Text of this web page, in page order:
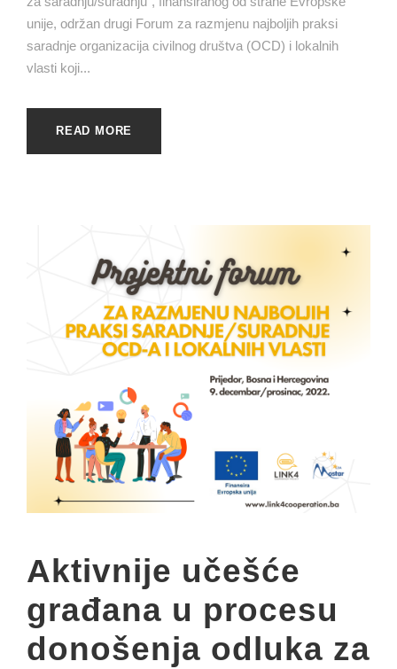
unije, održan drugi Forum za razmjenu najboljih praksi
saradnje organizacija civilnog društva (OCD) i lokalnih
vlasti koji...
READ MORE
Aktivnije učešće
građana u procesu
donošenja odluka za